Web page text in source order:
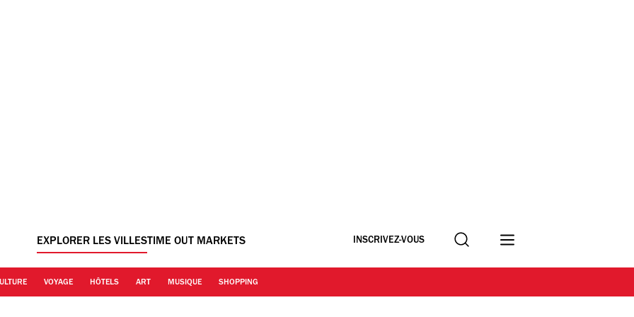
EXPLORER LES VILLESTIME OUT MARKETS INSCRIVEZ-VOUS Recherche
VOYAGE HÔTELS ART MUSIQUE SHOPPING